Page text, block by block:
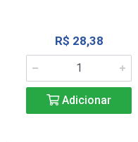
R$ 28,38
Adicionar